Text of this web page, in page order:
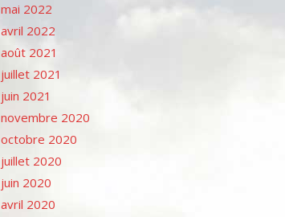
mai 2022
avril 2022
août 2021
juillet 2021
juin 2021
novembre 2020
octobre 2020
juillet 2020
juin 2020
avril 2020